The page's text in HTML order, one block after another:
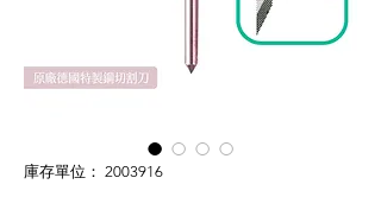
庫存單位： 2003916